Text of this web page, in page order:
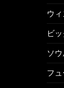
ウ
ビ
ソ
フ